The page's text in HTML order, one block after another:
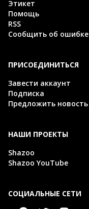
Этикет
Помощь
RSS
Сообщить об ошибке
ПРИСОЕДИНИТЬСЯ
Завести аккаунт
Подписка
Предложить новость
НАШИ ПРОЕКТЫ
Shazoo
Shazoo YouTube
СОЦИАЛЬНЫЕ СЕТИ